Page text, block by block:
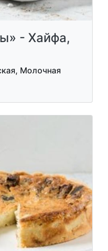
- Хайфа,
Молочная